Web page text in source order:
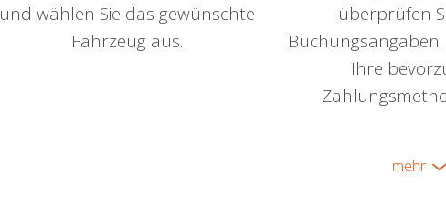
und wählen Sie das gewünschte
Fahrzeug aus.
überprüfen
Ihre
mehr